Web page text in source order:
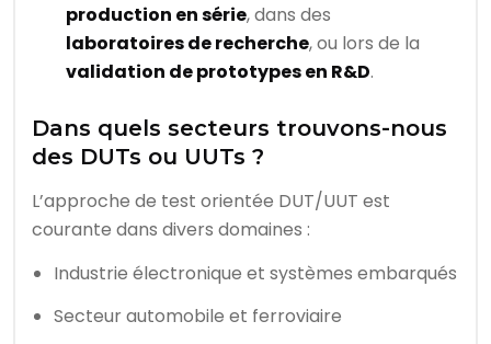
production en série, dans des
laboratoires de recherche, ou lors de la
validation de prototypes en R&D.
Dans quels secteurs trouvons-nous
des DUTs ou UUTs ?
L’approche de test orientée DUT/UUT est
courante dans divers domaines :
Industrie électronique et systèmes embarqués
Secteur automobile et ferroviaire